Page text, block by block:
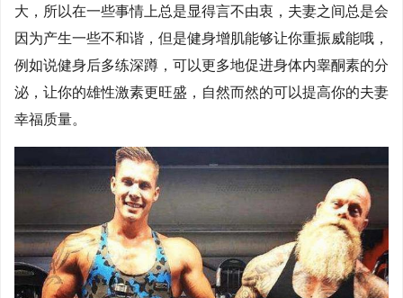
大，所以在一些事情上总是显得言不由衷，夫妻之间总是会
因为产生一些不和谐，但是健身增肌能够让你重振威能哦，
例如说健身后多练深蹲，可以更多地促进身体内睾酮素的分
泌，让你的雄性激素更旺盛，自然而然的可以提高你的夫妻
幸福质量。